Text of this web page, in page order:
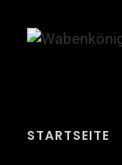
Inhalt
STARTSEITE